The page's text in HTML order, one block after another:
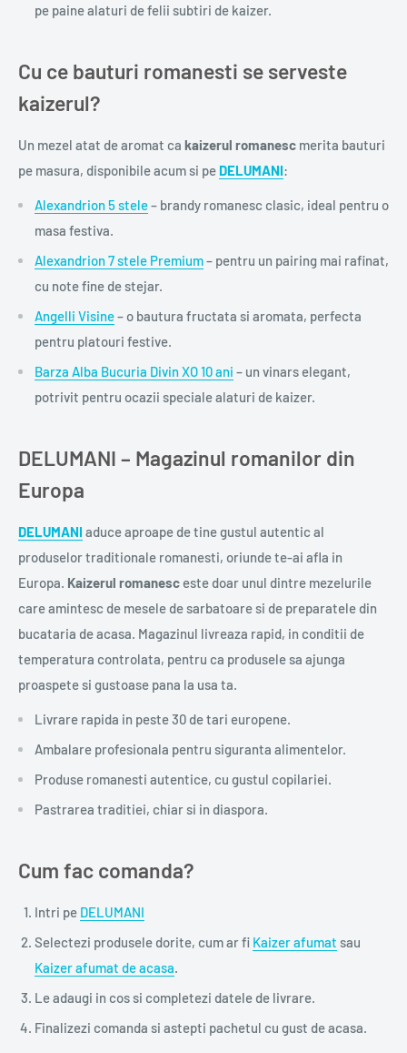
pe paine alaturi de felii subtiri de kaizer.
Cu ce bauturi romanesti se serveste
kaizerul?
Un mezel atat de aromat ca kaizerul romanesc merita bauturi
pe masura, disponibile acum si pe DELUMANI:
Alexandrion 5 stele– brandy romanesc clasic, ideal pentru o
masa festiva.
Alexandrion 7 stele Premium– pentru un pairing mai rafinat,
cu note fine de stejar.
Angelli Visine– o bautura fructata si aromata, perfecta
pentru platouri festive.
Barza Alba Bucuria Divin XO 10 ani – un vinars elegant,
potrivit pentru ocazii speciale alaturi de kaizer.
DELUMANI – Magazinul romanilor din
Europa
DELUMANI aduce aproape de tine gustul autentic al
produselor traditionale romanesti, oriunde te-ai afla in
Europa. Kaizerul romanesc este doar unul dintre mezelurile
care amintesc de mesele de sarbatoare si de preparatele din
bucataria de acasa. Magazinul livreaza rapid, in conditii de
temperatura controlata, pentru ca produsele sa ajunga
proaspete si gustoase pana la usa ta.
Livrare rapida in peste 30 de tari europene.
Ambalare profesionala pentru siguranta alimentelor.
Produse romanesti autentice, cu gustul copilariei.
Pastrarea traditiei, chiar si in diaspora.
Cum fac comanda?
Intri pe DELUMANI
Selectezi produsele dorite, cum ar fi Kaizer afumat sau
Kaizer afumat de acasa
Le adaugi in cos si completezi datele de livrare.
Finalizezi comanda si astepti pachetul cu gust de acasa.